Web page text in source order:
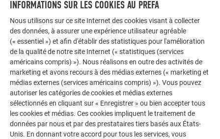
LAISSEZ-VOUS INSPIRER
AUTRES BÂTIMENTS
La galerie de références PREFA démontre la
polyvalence de l’aluminium. Découvrez d’autres projets
impressionnants avec les solutions en aluminium
durables de PREFA pour toitures, systèmes solaires et
façades.
INFORMATIONS SUR LES COOKIES AU PREFA
Nous utilisons sur ce site Internet des cookies visant à collecter
des données, à assurer une expérience utilisateur agréable
(« essentiel ») et afin d'établir des statistiques pour l'amélioration
de la qualité de notre site Internet (« statistiques (services
américains compris) »). Nous réalisons en outre des activités de
marketing et avons recours à des médias externes (« marketing et
médias externes (services américains compris) »). Vous pouvez
autoriser les catégories de cookies et médias externes
sélectionnés en cliquant sur « Enregistrer » ou bien accepter tous
les cookies et médias. Ces cookies impliquent le traitement de
données par nous et par des prestataires tiers basés aux États-
Unis. En donnant votre accord pour tous les services, vous